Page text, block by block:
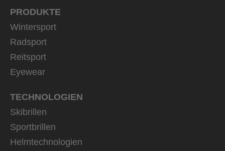
PRODUKTE
Wintersport
Radsport
Reitsport
Eyewear
TECHNOLOGIEN
Skibrillen
Sportbrillen
Helmtechnologien